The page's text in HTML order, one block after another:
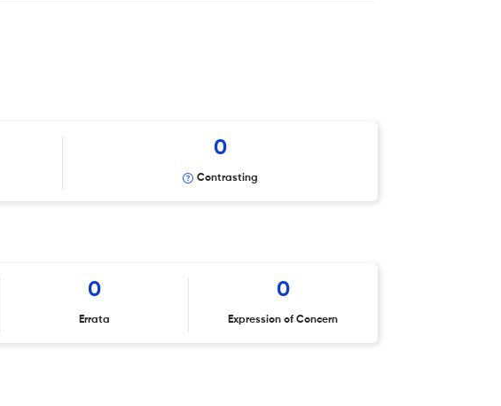
0
Contrasting
0
Errata
0
Expression of Concern